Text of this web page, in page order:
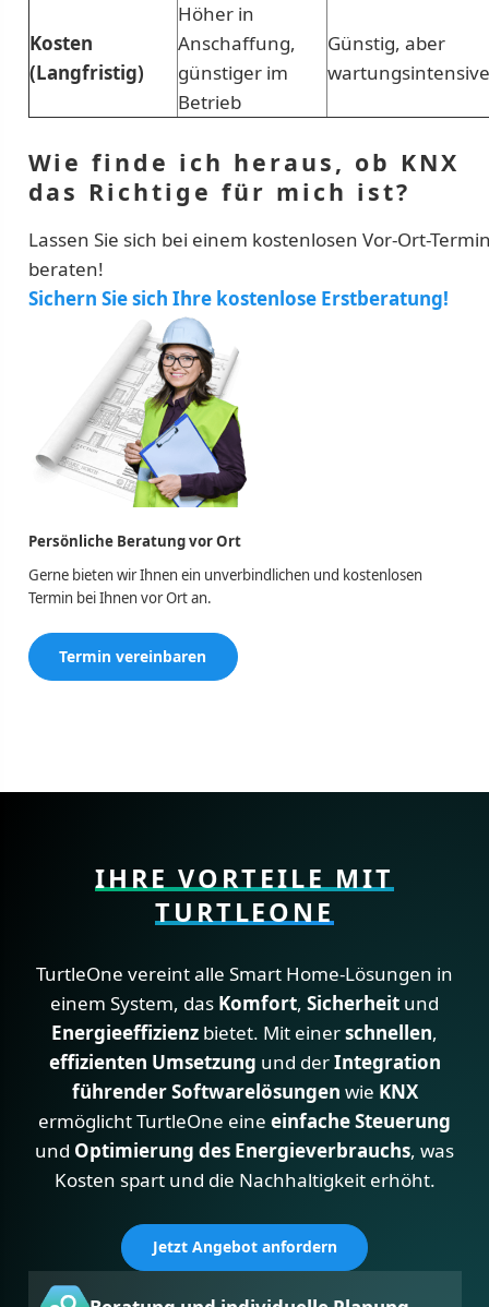
Kosten
(Langfristig)
Höher in
Anschaffung,
günstiger im
Betrieb
Günstig, aber
Wie finde ich heraus, ob KNX
das Richtige für mich ist?
Lassen Sie sich bei einem kostenlosen Vor-Ort-
beraten!
Sichern Sie sich Ihre kostenlose Erstberatung!
Persönliche Beratung vor Ort
Gerne bieten wir Ihnen ein unverbindlichen und kostenlosen
Termin bei Ihnen vor Ort an.
Termin vereinbaren
IHRE VORTEILE MIT
TURTLEONE
TurtleOne vereint alle Smart Home-Lösungen in
einem System, das Komfort, Sicherheit und
Energieeffizienz bietet. Mit einerschnellen,
effizienten Umsetzung und derIntegration
führender Softwarelösungen wie KNX
ermöglicht TurtleOne eine einfache Steuerung
und Optimierung des Energieverbrauchs, was
Kosten spart und die Nachhaltigkeit erhöht.
Jetzt Angebot anfordern